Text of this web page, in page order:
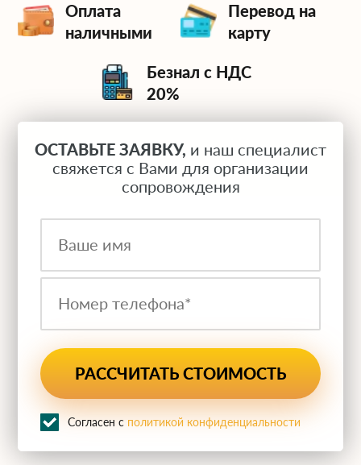
Оплата
наличными
Перевод на
карту
Безнал с НДС
20%
ОСТАВЬТЕ ЗАЯВКУ, и наш специалист
свяжется с Вами для организации
сопровождения
Согласен с политикой конфиденциальности